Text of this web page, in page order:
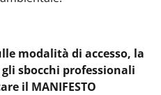
modalità di accesso, la
sbocchi professionali
il MANIFESTO